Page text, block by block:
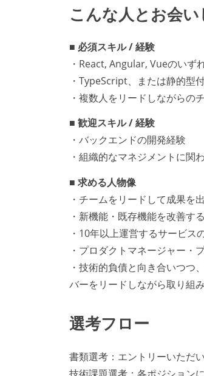
こんな人とお会
■ 必須スキル / 経験
・React, Angular, Vueのいず
・TypeScript、または静的型
・複数人をリードしながらの
■ 歓迎スキル / 経験
・バックエンドの開発経験
・組織的なマネジメントに関
■ 求める人物像
・チームをリードして成果を
・新機能・既存機能を改善す
・10年以上運営するサービ
・プロダクトマネージャー・
・技術的負債と向き合いつつ
バーをリードしながら取り組
選考フロー
書類選考：エントリーいただ
技術課題選考：各ポジション